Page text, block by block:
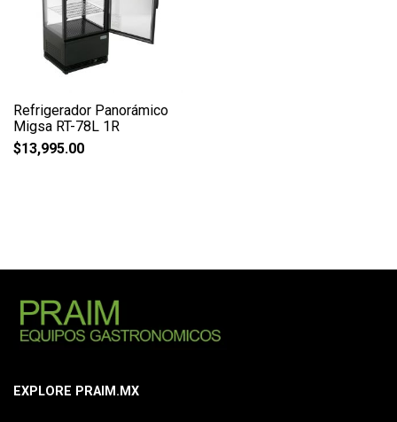
Refrigerador Panorámico
Migsa RT-78L 1R
$13,995.00
EXPLORE PRAIM.MX